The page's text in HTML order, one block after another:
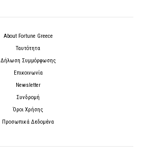
About Fortune Greece
Ταυτότητα
Δήλωση Συμμόρφωσης
Επικοινωνία
Newsletter
Συνδρομή
Όροι Χρήσης
Προσωπικά Δεδομένα